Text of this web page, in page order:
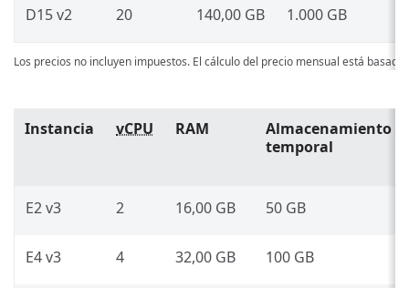
D15 v2 20 140,00 GB 1.000 GB
Los precios no incluyen impuestos. El cálculo del precio mensual está
Instancia vCPU RAM
Almacenamiento
temporal
E2 v3 2 16,00 GB 50 GB
E4 v3 4 32,00 GB 100 GB